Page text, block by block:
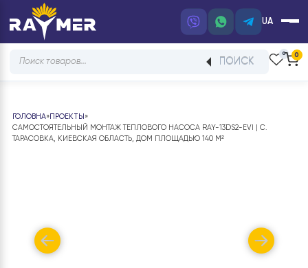
UA
Products
ПОИСК
ГОЛОВНА» ПРОЕКТЫ»
САМОСТОЯТЕЛЬНЫЙ МОНТАЖ ТЕПЛОВОГО НАСОСА RAY-13DS2-EVI | С.